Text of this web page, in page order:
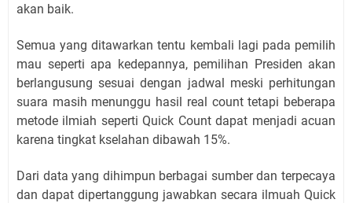
akan baik.
Semua yang ditawarkan tentu kembali lagi pada pemilih
mau seperti apa kedepannya, pemilihan Presiden akan
berlangusung sesuai dengan jadwal meski perhitungan
suara masih menunggu hasil real count tetapi beberapa
metode ilmiah seperti Quick Count dapat menjadi acuan
karena tingkat kselahan dibawah 15%.
Dari data yang dihimpun berbagai sumber dan terpecaya
dan dapat dipertanggung jawabkan secara ilmuah Quick